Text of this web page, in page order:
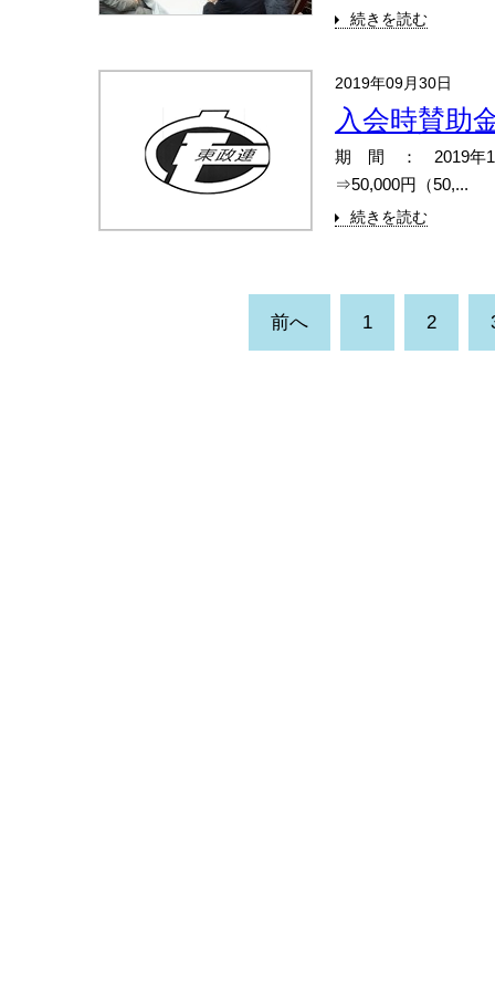
続きを読む
2019年09月30日
入会時賛助
期 間 ： 2019年10
⇒50,000円（50,...
続きを読む
前へ 1 2